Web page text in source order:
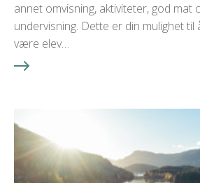
annet omvisning, aktiviteter, god mat
undervisning. Dette er din mulighet
være elev…